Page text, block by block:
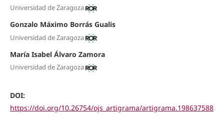
Universidad de Zaragoza
Gonzalo Máximo Borrás Gualis
Universidad de Zaragoza
María Isabel Álvaro Zamora
Universidad de Zaragoza
DOI:
https://doi.org/10.26754/ojs_artigrama/artigrama.198637588